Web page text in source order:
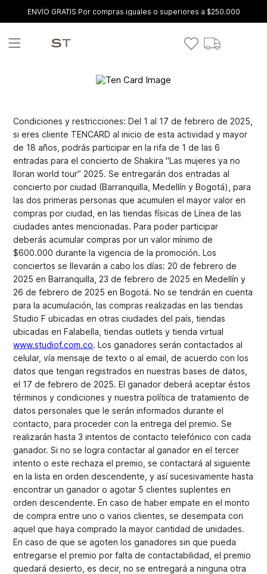
ENVÍO GRATIS Por compras iguales o superiores a $250.000
Condiciones y restricciones: Del 1 al 17 de febrero de 2025,
si eres cliente TENCARD al inicio de esta actividad y mayor
de 18 años, podrás participar en la rifa de 1 de las 6
entradas para el concierto de Shakira "Las mujeres ya no
lloran world tour” 2025. Se entregarán dos entradas al
concierto por ciudad (Barranquilla, Medellín y Bogotá), para
las dos primeras personas que acumulen el mayor valor en
compras por ciudad, en las tiendas físicas de Línea de las
ciudades antes mencionadas. Para poder participar
deberás acumular compras por un valor mínimo de
$600.000 durante la vigencia de la promoción. Los
conciertos se llevarán a cabo los días: 20 de febrero de
2025 en Barranquilla, 23 de febrero de 2025 en Medellín y
26 de febrero de 2025 en Bogotá. No se tendrán en cuenta
para la acumulación, las compras realizadas en las tiendas
Studio F ubicadas en otras ciudades del país, tiendas
ubicadas en Falabella, tiendas outlets y tienda virtual
www.studiof.com.co. Los ganadores serán contactados al
celular, vía mensaje de texto o al email, de acuerdo con los
datos que tengan registrados en nuestras bases de datos,
el 17 de febrero de 2025. El ganador deberá aceptar éstos
términos y condiciones y nuestra política de tratamiento de
datos personales que le serán informados durante el
contacto, para proceder con la entrega del premio. Se
realizarán hasta 3 intentos de contacto telefónico con cada
ganador. Si no se logra contactar al ganador en el tercer
intento o este rechaza el premio, se contactará al siguiente
en la lista en orden descendente, y así sucesivamente hasta
encontrar un ganador o agotar 5 clientes suplentes en
orden descendente. En caso de haber empate en el monto
de compra entre uno o varios clientes, se desempata con
aquel que haya comprado la mayor cantidad de unidades.
En caso de que se agoten los ganadores sin que pueda
entregarse el premio por falta de contactabilidad, el premio
quedará desierto, es decir, no se entregará a ninguna otra